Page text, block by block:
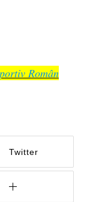
Român
Twitter